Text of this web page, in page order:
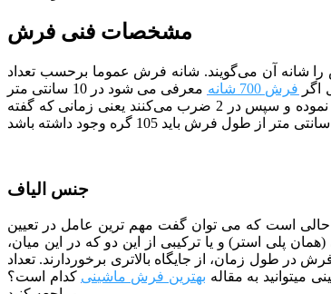
مشخصات فنی فرش
شانه آن می‌گویند. شانه فرش عموما برحسب تعداد
فرش 700 شانه
معرفی می شود در 10 سانتی متر
در 2 ضرب می‌کنند
یعنی زمانی که گفته
جنس الیاف
بایر آلمان بافته شده است. این در حالی است که می توان گفت مهم ترین عامل در تعیین
پلی استر) و یا ترکیبی از این دو که در این میان،
طول زمان، از جایگاه بالاتری برخوردارند. تعداد
بهترین فرش ماشینی کدام است؟